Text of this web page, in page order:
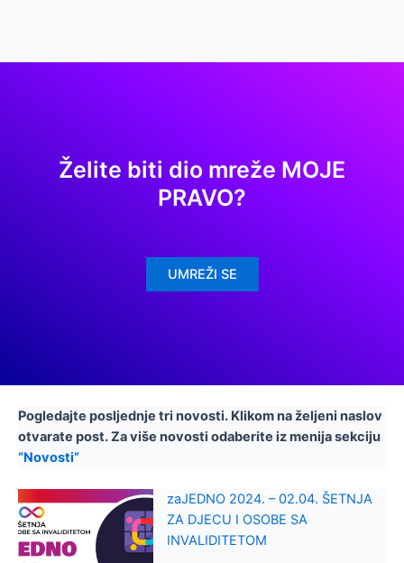
Želite biti dio mreže MOJE
PRAVO?
UMREŽI SE
Pogledajte posljednje tri novosti. Klikom na željeni naslov
otvarate post. Za više novosti odaberite iz menija sekciju
“Novosti”
zaJEDNO 2024. – 02.04. ŠETNJA
ZA DJECU I OSOBE SA
INVALIDITETOM